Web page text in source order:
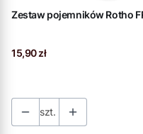
Zestaw pojemników Rotho
Cena
15,90 zł
szt.